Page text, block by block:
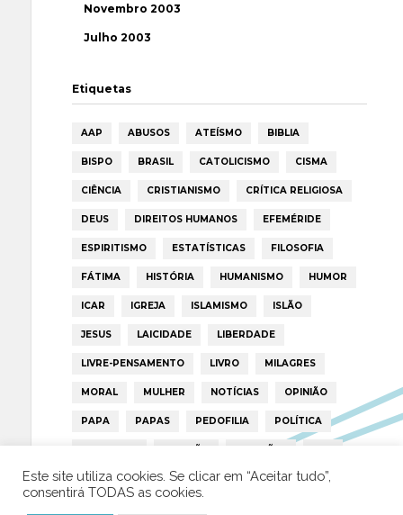
Novembro 2003
Julho 2003
Etiquetas
AAP ABUSOS ATEÍSMO BIBLIA
BISPO BRASIL CATOLICISMO CISMA
CIÊNCIA CRISTIANISMO CRÍTICA RELIGIOSA
DEUS DIREITOS HUMANOS EFEMÉRIDE
ESPIRITISMO ESTATÍSTICAS FILOSOFIA
FÁTIMA HISTÓRIA HUMANISMO HUMOR
ICAR IGREJA ISLAMISMO ISLÃO
JESUS LAICIDADE LIBERDADE
LIVRE-PENSAMENTO LIVRO MILAGRES
MORAL MULHER NOTÍCIAS OPINIÃO
PAPA PAPAS PEDOFILIA POLÍTICA
PORTUGAL RELIGIÃO RELIGIÕES RTP
TRUMP VATICANO
Este site utiliza cookies. Se clicar em “Aceitar tudo”,
consentirá TODAS as cookies.